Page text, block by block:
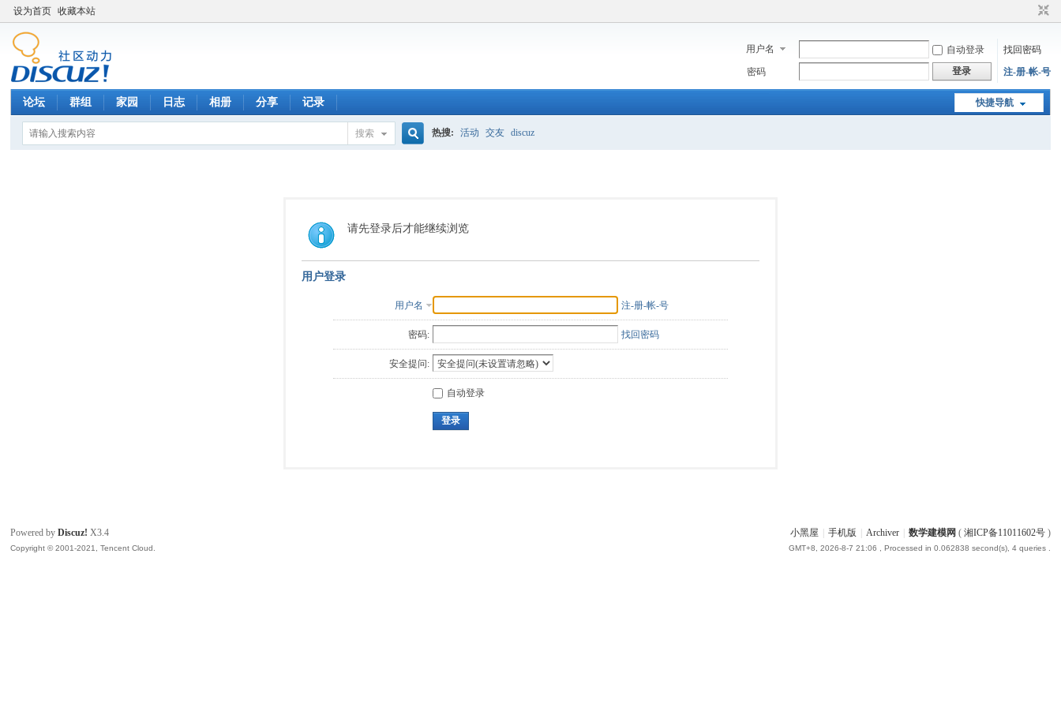
设为首页 收藏本站
用户名 自动登录
找回密码
密码
登录 注-册-帐-号
快捷导航
论坛 群组 家园 日志 相册 分享 记录
搜索
索
热搜: 活动 交友 discuz
请先登录后才能继续浏览
用户登录
用户名 注-册-帐-号
密码: 找回密码
安全提问:
自动登录
登录
小黑屋 手机版 Archiver 数学建模网 ( 湘ICP备11011602号)
GMT+8, 2026-8-7 21:06 , Processed in 0.062838 second(s), 4 queries .
Powered byDiscuz! X3.4
Copyright © 2001-2021, Tencent Cloud.